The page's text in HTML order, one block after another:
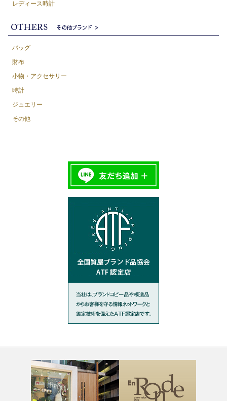
レディース時計
バッグ
財布
小物・アクセサリー
時計
ジュエリー
その他